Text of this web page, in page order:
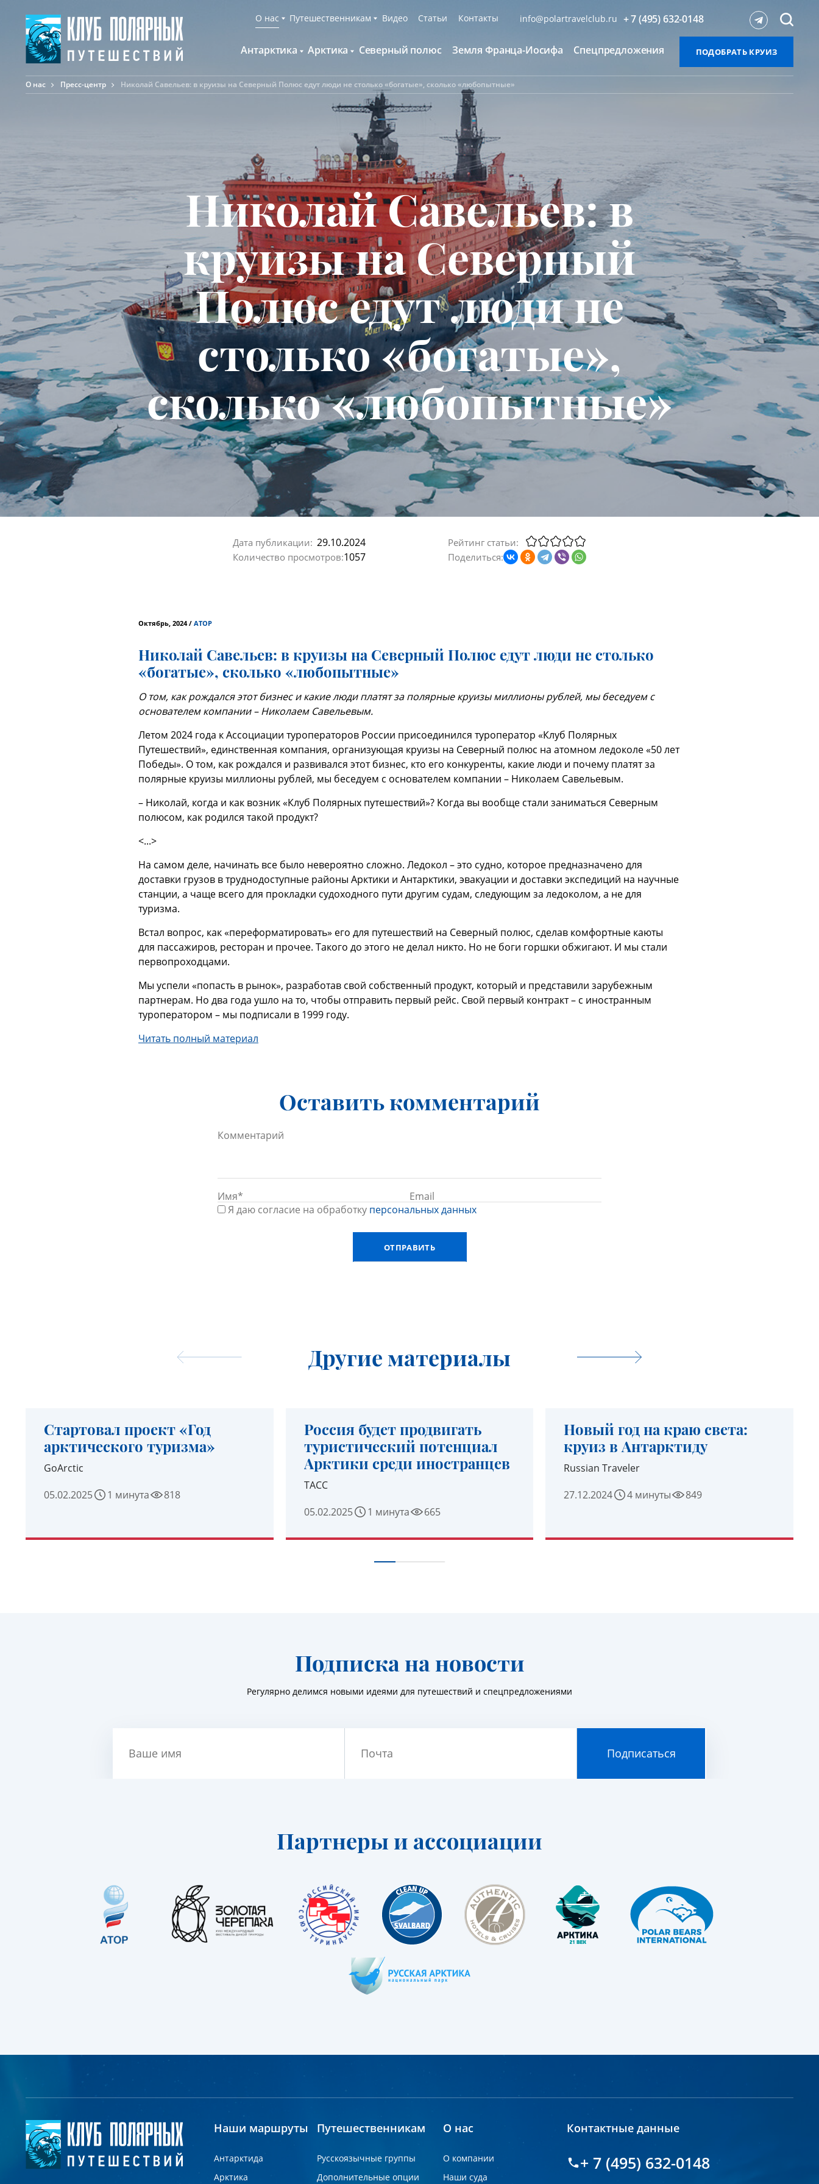
О нас
О компании
С нами путешествуют
Экспедиционная команда
Пресс-центр
Наши партнёры
Вакансии
Контакты
Обратная связь
Путешественникам
Русскоязычные группы
Наши суда
Дополнительные опции
Фирменная парка
Что брать с собой
Клуб привилегий
Каталоги
Отзывы
Вопросы и ответы
Специальные мероприятия
Подарочный сертификат
Видео Статьи Контакты info@polartravelclub.ru + 7 (495) 632-0148
Антарктика
Антарктида и Южный полярный круг
Континент Антарктида Классика
Континент Антарктида Новый год
Фолклендские о-ва и Южная Георгия
Фолклендские о-ва, Южная Георгия и
Антарктида
Арктика
Британские острова
Гренландия
Исландия
Шпицберген
Северный полюс Земля Франца-Иосифа Спецпредложения ПОДОБРАТЬ КРУИЗ
О нас Пресс-центр Николай Савельев: в круизы на Северный Полюс едут люди не столько «богатые», сколько «любопытные»
Николай Савельев: в
круизы на Северный
Полюс едут люди не
столько «богатые»,
сколько «любопытные»
Дата публикации: 29.10.2024
Количество просмотров:1057
Рейтинг статьи:
Поделиться:
Октябрь, 2024 / АТОР
Николай Савельев: в круизы на Северный Полюс едут люди не столько
«богатые», сколько «любопытные»
О том, как рождался этот бизнес и какие люди платят за полярные круизы миллионы рублей, мы беседуем с
основателем компании – Николаем Савельевым.
Летом 2024 года к Ассоциации туроператоров России присоединился туроператор «Клуб Полярных
Путешествий», единственная компания, организующая круизы на Северный полюс на атомном ледоколе «50 лет
Победы». О том, как рождался и развивался этот бизнес, кто его конкуренты, какие люди и почему платят за
полярные круизы миллионы рублей, мы беседуем с основателем компании – Николаем Савельевым.
– Николай, когда и как возник «Клуб Полярных путешествий»? Когда вы вообще стали заниматься Северным
полюсом, как родился такой продукт?
<...>
На самом деле, начинать все было невероятно сложно. Ледокол – это судно, которое предназначено для
доставки грузов в труднодоступные районы Арктики и Антарктики, эвакуации и доставки экспедиций на научные
станции, а чаще всего для прокладки судоходного пути другим судам, следующим за ледоколом, а не для
туризма.
Встал вопрос, как «переформатировать» его для путешествий на Северный полюс, сделав комфортные каюты
для пассажиров, ресторан и прочее. Такого до этого не делал никто. Но не боги горшки обжигают. И мы стали
первопроходцами.
Мы успели «попасть в рынок», разработав свой собственный продукт, который и представили зарубежным
партнерам. Но два года ушло на то, чтобы отправить первый рейс. Свой первый контракт – с иностранным
туроператором – мы подписали в 1999 году.
Читать полный материал
Оставить комментарий
Я даю согласие на обработку персональных данных
Другие материалы
Стартовал проект «Год
арктического туризма»
GoArctiс
05.02.2025
1 минута 818
УЗНАТЬ ПОДРОБНЕЕ
Россия будет продвигать
туристический потенциал
Арктики среди иностранцев
ТАСС
05.02.2025
1 минута 665
УЗНАТЬ ПОДРОБНЕЕ
Новый год на краю света:
круиз в Антарктиду
Russian Traveler
27.12.2024
4 минуты 849
УЗНАТЬ ПОДРОБНЕЕ
Подписка на новости
Регулярно делимся новыми идеями для путешествий и спецпредложениями
Ваше имя Почта Подписаться
Партнеры и ассоциации
Наши маршруты
Антарктида
Арктика
Путешественникам
Русскоязычные группы
Дополнительные опции
О нас
О компании
Наши суда
Контактные данные
+ 7 (495) 632-0148